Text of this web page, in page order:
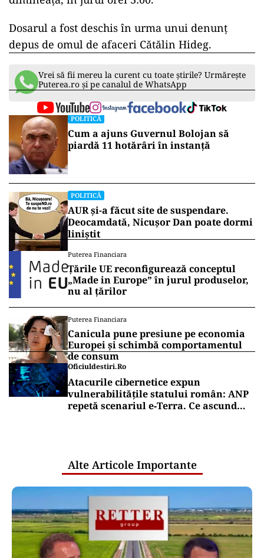
DNA.
DNA nu menționează numele persoanelor
implicate, însă printre acestea se află generalii
Florian Coldea și Dumitru Dumbravă, avocatul
Doru Trăilă, precum și Dan Tocaci, un apropiat
al celor trei.
Aceștia au fost audiați timp de aproape 15 ore și
au fost eliberați din sediul DNA vineri
dimineața, în jurul orei 3:00.
Dosarul a fost deschis în urma unui denunț
depus de omul de afaceri Cătălin Hideg.
Vrei să fii mereu la curent cu toate știrile? Urmărește
Puterea.ro și pe canalul de WhatsApp
Cum a ajuns Guvernul Bolojan să
piardă 11 hotărâri în instanță
POLITICĂ
AUR și-a făcut site de suspendare.
Deocamdată, Nicușor Dan poate dormi
„Made in Europe” în jurul produselor,
nu al țărilor
Canicula pune presiune pe economia
Europei și schimbă comportamentul
de consum
Oficiuldestiri.ro